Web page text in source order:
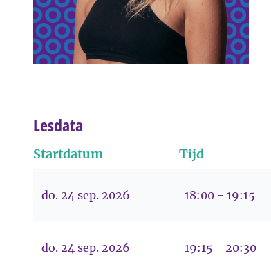
Lesdata
Startdatum Tijd
do. 24 sep. 2026 18:00 - 19:15
do. 24 sep. 2026 19:15 - 20:30